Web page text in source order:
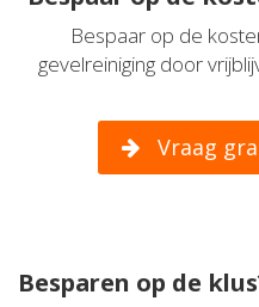
Bespaar op de
gevelreiniging door
Vraag
Besparen op de